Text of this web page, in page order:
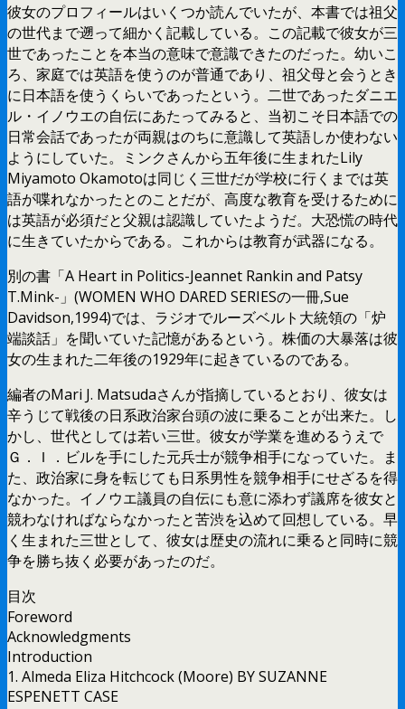
彼女のプロフィールはいくつか読んでいたが、本書では祖父
の世代まで遡って細かく記載している。この記載で彼女が三
世であったことを本当の意味で意識できたのだった。幼いこ
ろ、家庭では英語を使うのが普通であり、祖父母と会うとき
に日本語を使うくらいであったという。二世であったダニエ
ル・イノウエの自伝にあたってみると、当初こそ日本語での
日常会話であったが両親はのちに意識して英語しか使わない
ようにしていた。ミンクさんから五年後に生まれたLily
Miyamoto Okamotoは同じく三世だが学校に行くまでは英
語が喋れなかったとのことだが、高度な教育を受けるために
は英語が必須だと父親は認識していたようだ。大恐慌の時代
に生きていたからである。これからは教育が武器になる。
別の書「A Heart in Politics-Jeannet Rankin and Patsy
T.Mink-」(WOMEN WHO DARED SERIESの一冊,Sue
Davidson,1994)では、ラジオでルーズベルト大統領の「炉
端談話」を聞いていた記憶があるという。株価の大暴落は彼
女の生まれた二年後の1929年に起きているのである。
編者のMari J. Matsudaさんが指摘しているとおり、彼女は
辛うじて戦後の日系政治家台頭の波に乗ることが出来た。し
かし、世代としては若い三世。彼女が学業を進めるうえで
Ｇ．Ｉ．ビルを手にした元兵士が競争相手になっていた。ま
た、政治家に身を転じても日系男性を競争相手にせざるを得
なかった。イノウエ議員の自伝にも意に添わず議席を彼女と
競わなければならなかったと苦渋を込めて回想している。早
く生まれた三世として、彼女は歴史の流れに乗ると同時に競
争を勝ち抜く必要があったのだ。
目次
Foreword
Acknowledgments
Introduction
1. Almeda Eliza Hitchcock (Moore) BY SUZANNE
ESPENETT CASE